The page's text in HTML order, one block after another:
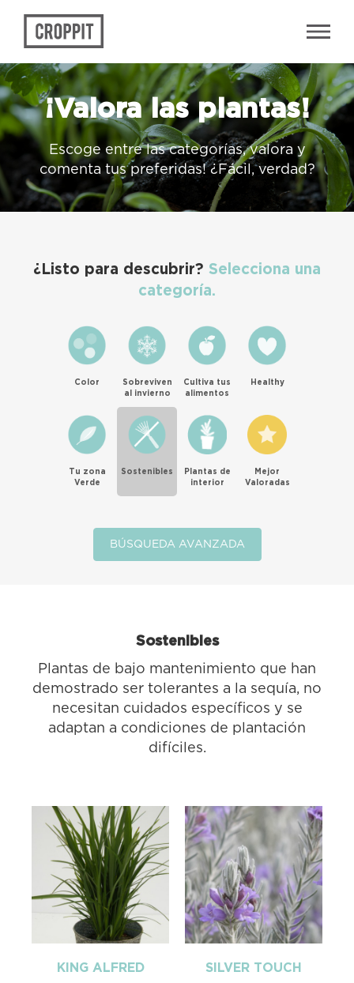
¡Valora las plantas!
Escoge entre las categorías, valora y
comenta tus preferidas! ¿Fácil, verdad?
¿Listo para descubrir? Selecciona una
categoría.
Color
Sobreviven
al invierno
Cultiva tus
alimentos
Healthy
Tu zona
Verde
Sostenibles
Plantas de
interior
Mejor
Valoradas
BÚSQUEDA AVANZADA
Sostenibles
Plantas de bajo mantenimiento que han
demostrado ser tolerantes a la sequía, no
necesitan cuidados específicos y se
adaptan a condiciones de plantación
difíciles.
KING ALFRED SILVER TOUCH